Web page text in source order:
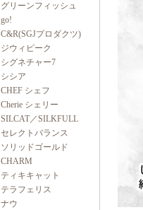
グリーンフィッシュ
go!
C&R(SGJプロダクツ)
ジウィピーク
シグネチャー7
シシア
CHEF シェフ
Cherie シェリー
SILCAT／SILKFULL
セレクトバランス
ソリッドゴールド
CHARM
ティキキャット
テラフェリス
ナウ